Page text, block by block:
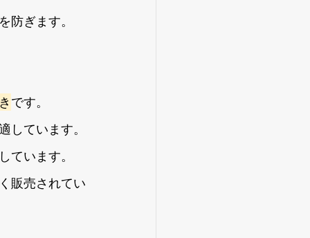
防ぎます。
です。
しています。
ています。
販売されてい